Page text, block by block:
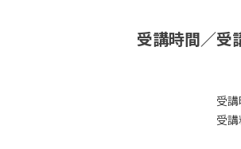
受講時間／受
受
受